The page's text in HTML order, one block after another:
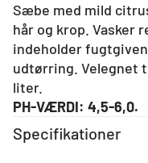
Sæbe med mild
hår og krop. Vasker
indeholder
udtørring. Velegnet
liter.
PH-VÆRDI: 4,5-6,0.
Specifikationer